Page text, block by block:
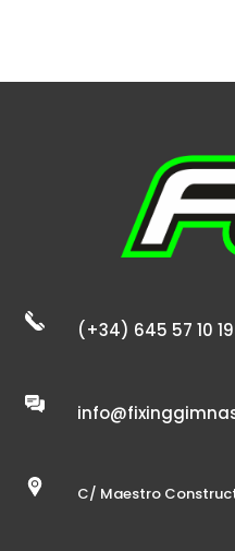
(+34) 645 57 10 19
C/ Maestro